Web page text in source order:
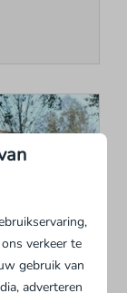
verkeer te
gebruik van
adverteren